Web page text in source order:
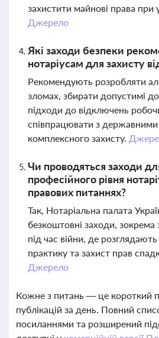
захистити майнові права при
Джерело
Які заходи безпеки
нотаріусам для захисту
Рекомендують розробляти
зломах, збирати допустимі
підходи до відключень
співпрацювати з
комплексного захисту.
Чи проводяться заходи
професійного рівня
правових питаннях?
Так, Нотаріальна палата
безкоштовні заходи, зокрема
під час війни, де
практику та захист прав
Джерело
Кожне з питань — це короткий
публікацій за день. Повний
посиланнями та розширений